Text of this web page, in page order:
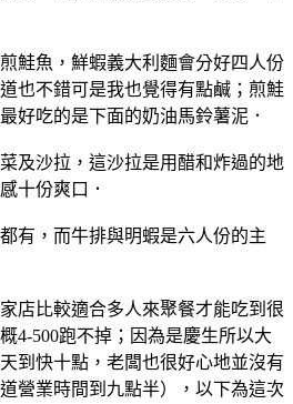
鮭魚，鮮蝦義大利麵會分好四人份
也不錯可是我也覺得有點鹹；煎鮭
好吃的是下面的奶油馬鈴薯泥．
及沙拉，這沙拉是用醋和炸過的地
十份爽口．
有，而牛排與明蝦是六人份的主
店比較適合多人來聚餐才能吃到很
4-500跑不掉；因為是慶生所以大
到快十點，老闆也很好心地並沒有
營業時間到九點半），以下為這次